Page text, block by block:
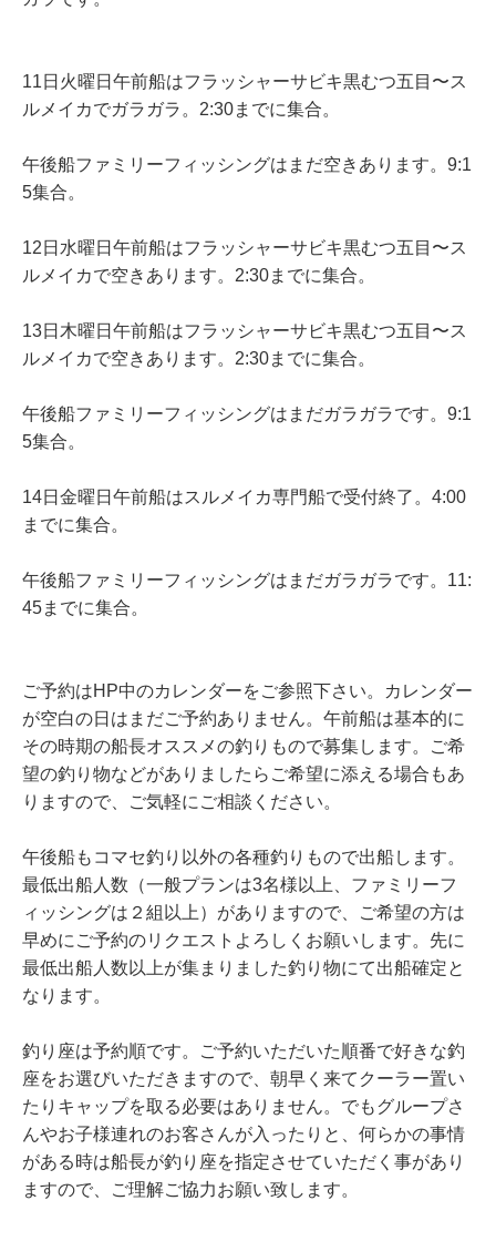
11日火曜日午前船はフラッシャーサビキ黒むつ五目〜ス
ルメイカでガラガラ。2:30までに集合。
午後船ファミリーフィッシングはまだ空きあります。9:1
5集合。
12日水曜日午前船はフラッシャーサビキ黒むつ五目〜ス
ルメイカで空きあります。2:30までに集合。
13日木曜日午前船はフラッシャーサビキ黒むつ五目〜ス
ルメイカで空きあります。2:30までに集合。
午後船ファミリーフィッシングはまだガラガラです。9:1
5集合。
14日金曜日午前船はスルメイカ専門船で受付終了。4:00
までに集合。
午後船ファミリーフィッシングはまだガラガラです。11:
45までに集合。
ご予約はHP中のカレンダーをご参照下さい。
カレンダー
が空白の日はまだご予約ありません。午前船は基本的に
その時期の船長オススメの釣りもので募集します。ご希
望の釣り物などがありましたらご希望に添える場合もあ
りますので、ご気軽にご相談ください。
午後船もコマセ釣り以外の各種釣りもので出船します。
最低出船人数（一般プランは3名様以上、ファミリーフ
ィッシングは２組以上）がありますので、ご希望の方は
早めにご予約のリクエストよろしくお願いします。先に
最低出船人数以上が集まりました釣り物にて出船確定と
なります。
釣り座は予約順です。ご予約いただいた順番で好きな釣
座をお選びいただきますので、朝早く来てクーラー置い
たりキャップを取る必要はありません。でもグループさ
んやお子様連れのお客さんが入ったりと、何らかの事情
がある時は船長が釣り座を指定させていただく事があり
ますので、ご理解ご協力お願い致します。